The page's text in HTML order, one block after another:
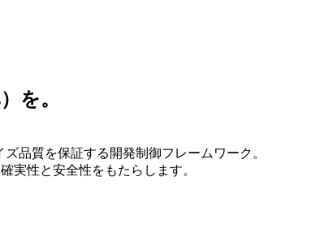
を。
品質を保証する開発制御フレームワーク。
実性と安全性をもたらします。